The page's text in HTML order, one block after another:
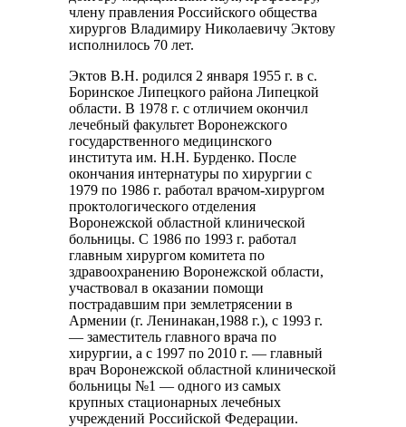
члену правления Российского общества
хирургов Владимиру Николаевичу Эктову
исполнилось 70 лет.
Эктов В.Н. родился 2 января 1955 г. в с.
Боринское Липецкого района Липецкой
области. В 1978 г. с отличием окончил
лечебный факультет Воронежского
государственного медицинского
института им. Н.Н. Бурденко. После
окончания интернатуры по хирургии с
1979 по 1986 г. работал врачом-хирургом
проктологического отделения
Воронежской областной клинической
больницы. С 1986 по 1993 г. работал
главным хирургом комитета по
здравоохранению Воронежской области,
участвовал в оказании помощи
пострадавшим при землетрясении в
Армении (г. Ленинакан,1988 г.), с 1993 г.
— заместитель главного врача по
хирургии, а с 1997 по 2010 г. — главный
врач Воронежской областной клинической
больницы №1 — одного из самых
крупных стационарных лечебных
учреждений Российской Федерации.